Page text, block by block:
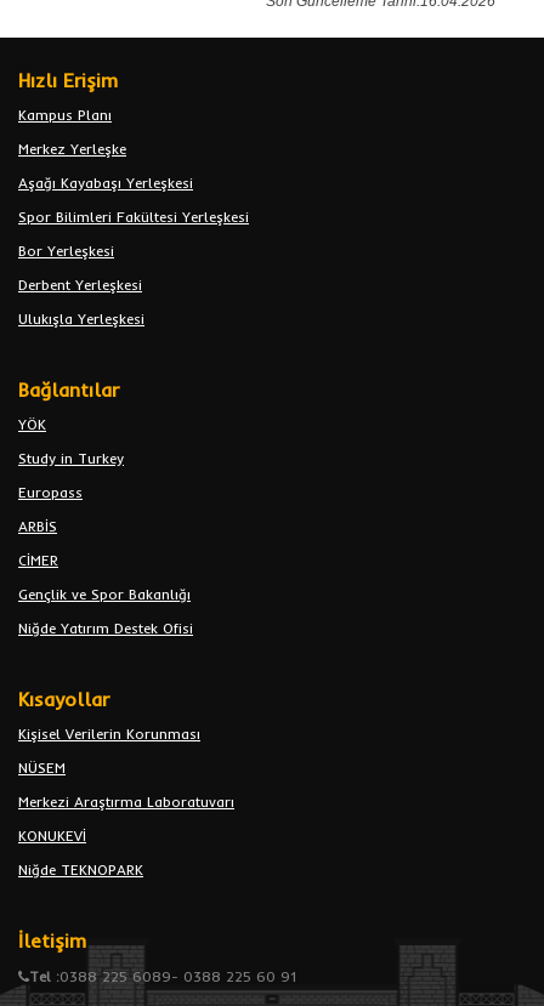
Hızlı Erişim
Kampus Planı
Merkez Yerleşke
Aşağı Kayabaşı Yerleşkesi
Spor Bilimleri Fakültesi Yerleşkesi
Bor Yerleşkesi
Derbent Yerleşkesi
Ulukışla Yerleşkesi
Bağlantılar
YÖK
Study in Turkey
Europass
ARBİS
CİMER
Gençlik ve Spor Bakanlığı
Niğde Yatırım Destek Ofisi
Kısayollar
Kişisel Verilerin Korunması
NÜSEM
Merkezi Araştırma Laboratuvarı
KONUKEVİ
Niğde TEKNOPARK
İletişim
Tel :0388 225 6089- 0388 225 60 91